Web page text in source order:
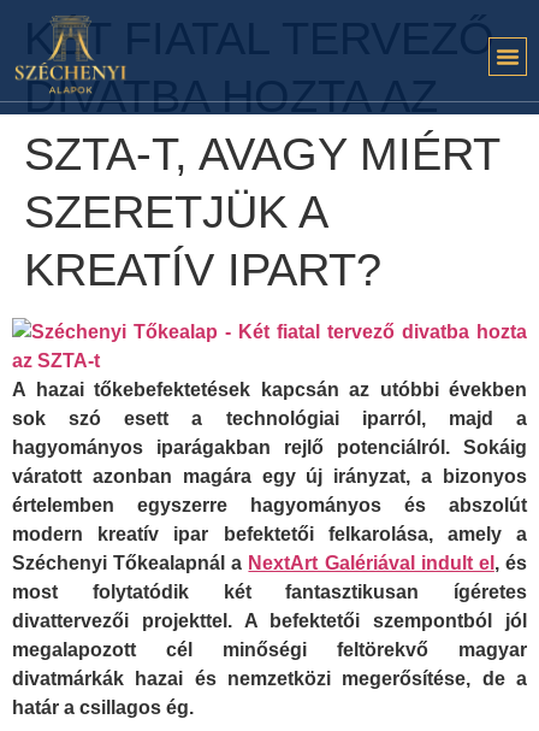
KÉT FIATAL TERVEZŐ
DIVATBA HOZTA AZ
SZTA-T, AVAGY MIÉRT
SZERETJÜK A
KREATÍV IPART?
A hazai tőkebefektetések kapcsán az utóbbi években
sok szó esett a technológiai iparról, majd a
hagyományos iparágakban rejlő potenciálról. Sokáig
váratott azonban magára egy új irányzat, a bizonyos
értelemben egyszerre hagyományos és abszolút
modern kreatív ipar befektetői felkarolása, amely a
Széchenyi Tőkealapnál a NextArt Galériával indult el , és
most folytatódik két fantasztikusan ígéretes
divattervezői projekttel. A befektetői szempontból jól
megalapozott cél minőségi feltörekvő magyar
divatmárkák hazai és nemzetközi megerősítése, de a
határ a csillagos ég.